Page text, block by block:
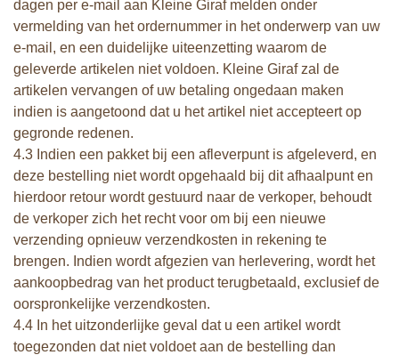
dagen per e-mail aan Kleine Giraf melden onder
vermelding van het ordernummer in het onderwerp van uw
e-mail, en een duidelijke uiteenzetting waarom de
geleverde artikelen niet voldoen. Kleine Giraf zal de
artikelen vervangen of uw betaling ongedaan maken
indien is aangetoond dat u het artikel niet accepteert op
gegronde redenen.
4.3 Indien een pakket bij een afleverpunt is afgeleverd, en
deze bestelling niet wordt opgehaald bij dit afhaalpunt en
hierdoor retour wordt gestuurd naar de verkoper, behoudt
de verkoper zich het recht voor om bij een nieuwe
verzending opnieuw verzendkosten in rekening te
brengen. Indien wordt afgezien van herlevering, wordt het
aankoopbedrag van het product terugbetaald, exclusief de
oorspronkelijke verzendkosten.
4.4 In het uitzonderlijke geval dat u een artikel wordt
toegezonden dat niet voldoet aan de bestelling dan